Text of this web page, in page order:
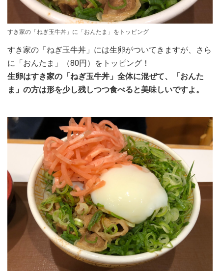
すき家の「ねぎ玉牛丼」に「おんたま」をトッピング
すき家の「ねぎ玉牛丼」には生卵がついてきますが、さら
に「おんたま」（80円）をトッピング！
生卵はすき家の「ねぎ玉牛丼」全体に混ぜて、「おんた
ま」の方は形を少し残しつつ食べると美味しいですよ。